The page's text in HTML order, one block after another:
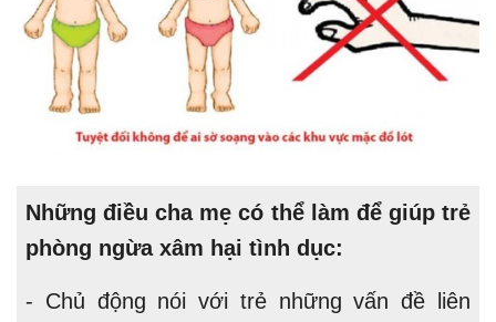
Những điều cha mẹ có thể làm để giúp trẻ
phòng ngừa xâm hại tình dục:
- Chủ động nói với trẻ những vấn đề liên